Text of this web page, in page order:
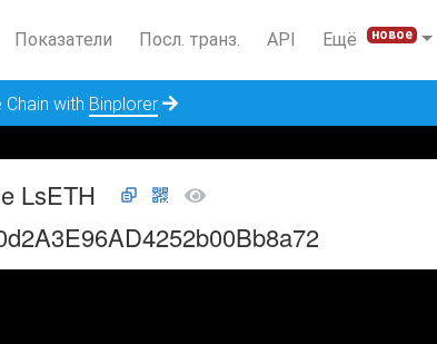
Показатели Посл. транз. API Ещё новое
Chain with Binplorer
LsETH